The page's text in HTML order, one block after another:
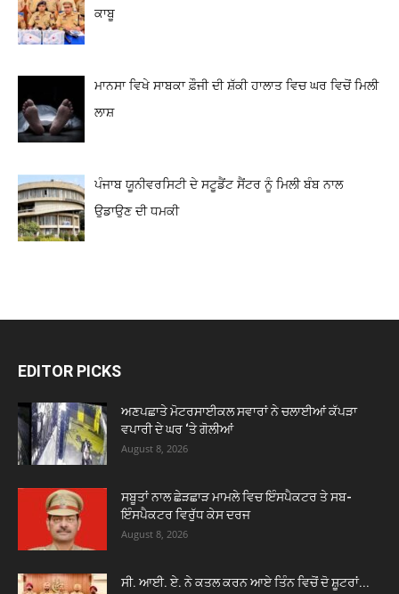
ਕਾਬੂ
ਮਾਨਸਾ ਵਿਖੇ ਸਾਬਕਾ ਫ਼ੌਜੀ ਦੀ ਸ਼ੱਕੀ ਹਾਲਾਤ ਵਿਚ ਘਰ ਵਿਚੋਂ ਮਿਲੀ
ਲਾਸ਼
ਪੰਜਾਬ ਯੂਨੀਵਰਸਿਟੀ ਦੇ ਸਟੂਡੈਂਟ ਸੈਂਟਰ ਨੂੰ ਮਿਲੀ ਬੰਬ ਨਾਲ
ਉਡਾਉਣ ਦੀ ਧਮਕੀ
EDITOR PICKS
ਅਣਪਛਾਤੇ ਮੋਟਰਸਾਈਕਲ ਸਵਾਰਾਂ ਨੇ ਚਲਾਈਆਂ ਕੱਪੜਾ
ਵਪਾਰੀ ਦੇ ਘਰ ‘ਤੇ ਗੋਲੀਆਂ
August 8, 2026
ਸਬੂਤਾਂ ਨਾਲ ਛੇੜਛਾੜ ਮਾਮਲੇ ਵਿਚ ਇੰਸਪੈਕਟਰ ਤੇ ਸਬ-
ਇੰਸਪੈਕਟਰ ਵਿਰੁੱਧ ਕੇਸ ਦਰਜ
August 8, 2026
ਸੀ. ਆਈ. ਏ. ਨੇ ਕਤਲ ਕਰਨ ਆਏ ਤਿੰਨ ਵਿਚੋਂ ਦੋ ਸ਼ੂਟਰਾਂ...